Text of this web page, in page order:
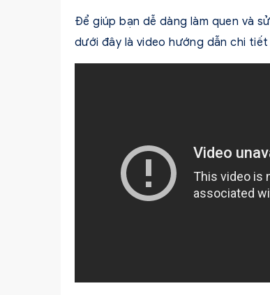
Để giúp bạn dễ dàng làm quen và
dưới đây là video hướng dẫn chi